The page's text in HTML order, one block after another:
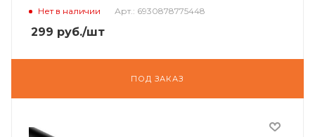
Нет в наличии Арт.: 6930878775448
299 руб./шт
ПОД ЗАКАЗ